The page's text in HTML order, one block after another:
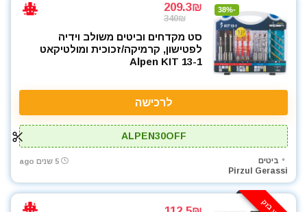
-38%
209.3₪
340₪
סט מקדחים וביטים משולב וידיה
לפטישון, קרמיקה/זכוכית ומולטיקאט
Alpen KIT 13-1
לרכישה
ALPEN30OFF
ביטים
Pirzul Gerassi
5 שנים ago